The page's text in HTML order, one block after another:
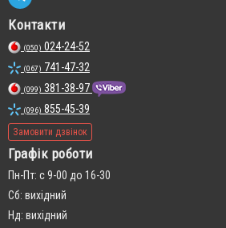
Контакти
(050) 024-24-52
(067) 741-47-32
(099) 381-38-97
(096) 855-45-39
Замовити дзвінок
Графік роботи
Пн-Пт: с 9-00 до 16-30
Сб: вихідний
Нд: вихідний